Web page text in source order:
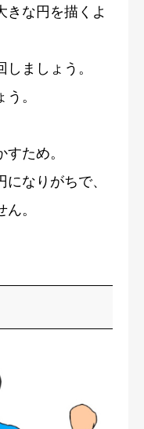
きな円を描くよ
ましょう。
。
ため。
なりがちで、
。